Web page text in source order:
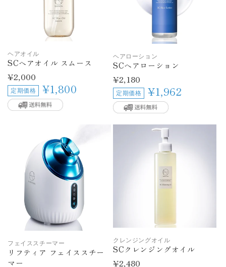
ヘアオイル
SCヘアオイル スムース
通
常
価
格
¥2,000
定期価格 ¥1,800
ヘアローション
SCヘアローション
通
常
価
格
¥2,180
定期価格 ¥1,962
フェイススチーマー
リフティア フェイススチー
マー
クレンジングオイル
SCクレンジングオイル
通
¥2,480